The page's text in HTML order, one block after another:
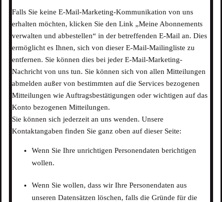
Falls Sie keine E-Mail-Marketing-Kommunikation von uns
erhalten möchten, klicken Sie den Link „Meine Abonnements
verwalten und abbestellen“ in der betreffenden E-Mail an. Dies
ermöglicht es Ihnen, sich von dieser E-Mail-Mailingliste zu
entfernen. Sie können dies bei jeder E-Mail-Marketing-
Nachricht von uns tun. Sie können sich von allen Mitteilungen
abmelden außer von bestimmten auf die Services bezogenen
Mitteilungen wie Auftragsbestätigungen oder wichtigen auf das
Konto bezogenen Mitteilungen.
Sie können sich jederzeit an uns wenden. Unsere
Kontaktangaben finden Sie ganz oben auf dieser Seite:
Wenn Sie Ihre unrichtigen Personendaten berichtigen
wollen.
Wenn Sie wollen, dass wir Ihre Personendaten aus
unseren Datensätzen löschen, falls die Gründe für die